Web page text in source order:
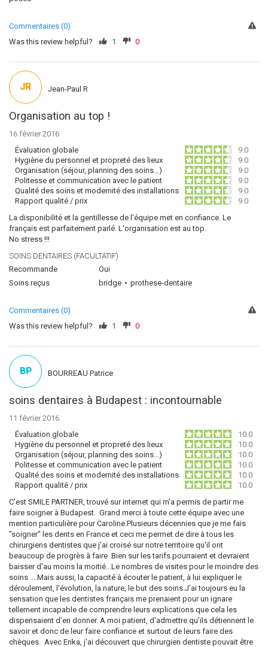
Commentaires (0)
Was this review helpful?
1 0
Organisation au top !
16 février 2016
Évaluation globale
9.0
Hygiène du personnel et propreté des lieux
9.0
Organisation (séjour, planning des soins…)
9.0
Politesse et communication avec le patient
9.0
Qualité des soins et modernité des installations
9.0
Rapport qualité / prix
9.0
La disponibilité et la gentillesse de l'équipe met en confiance. Le
français est parfaitement parlé. L'organisation est au top.
No stress !!!
SOINS DENTAIRES (FACULTATIF)
Recommande
Oui
Soins reçus
bridge prothese-dentaire
JR Jean-Paul R
Commentaires (0)
Was this review helpful?
1 0
soins dentaires à Budapest : incontournable
11 février 2016
Évaluation globale
10.0
Hygiène du personnel et propreté des lieux
10.0
Organisation (séjour, planning des soins…)
10.0
Politesse et communication avec le patient
10.0
Qualité des soins et modernité des installations
10.0
Rapport qualité / prix
10.0
C'est SMILE PARTNER, trouvé sur internet qui m'a permis de partir me
faire soigner à Budapest. Grand merci à toute cette équipe avec une
mention particulière pour Caroline.Plusieurs décennies que je me fais
"soigner" les dents en France et ceci me permet de dire à tous les
chirurgiens dentistes que j'ai croisé sur notre territoire qu'il ont
beaucoup de progrès à faire .Bien sur les tarifs pourraient et devraient
baisser d'au moins la moitié...Le nombres de visites pour le moindre des
soins ....Mais aussi, la capacité à écouter le patient, à lui expliquer le
déroulement, l'évolution, la nature, le but des soins.J'ai toujours eu la
sensation que les dentistes français me prenaient pour un ignare
tellement incapable de comprendre leurs explications que cela les
dispensaient d'en donner. A moi patient, d'admettre qu'ils détiennent le
savoir et donc de leur faire confiance et surtout de leurs faire des
chèques. Avec Erika, j'ai découvert que chirurgien dentiste pouvait être
BP BOURREAU Patrice